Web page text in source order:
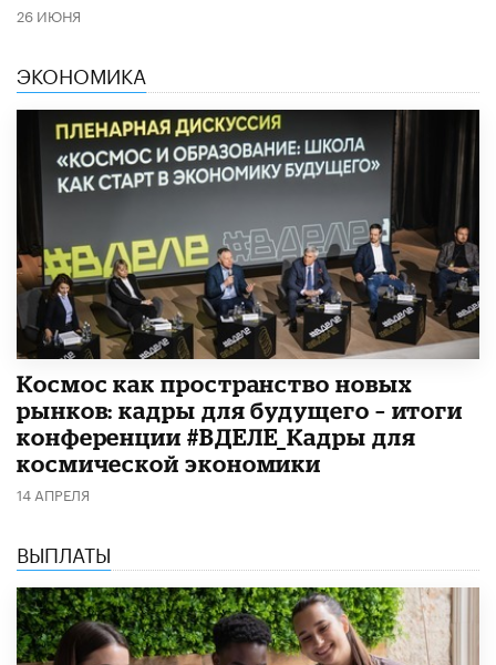
26 ИЮНЯ
ЭКОНОМИКА
Космос как пространство новых
рынков: кадры для будущего – итоги
конференции #ВДЕЛЕ_Кадры для
космической экономики
14 АПРЕЛЯ
ВЫПЛАТЫ